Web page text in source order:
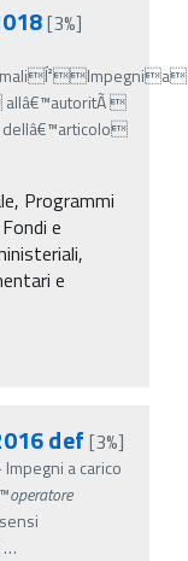
[3%]

Programmi
e
e
def [3%]
a carico
operatore
…